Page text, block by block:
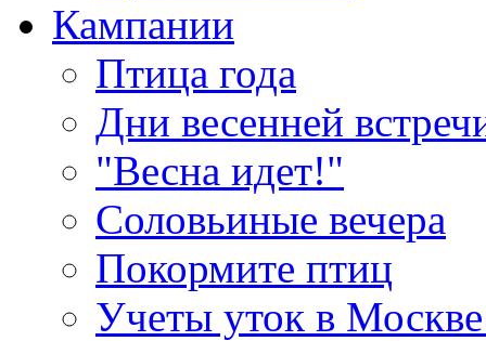
Кампании
Птица года
Дни весенней
"Весна идет!"
Соловьиные вечера
Покормите птиц
Учеты уток в